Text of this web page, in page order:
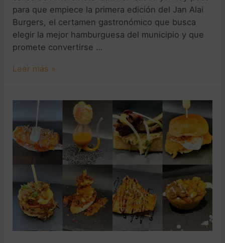
para que empiece la primera edición del Jan Alai
Burgers, el certamen gastronómico que busca
elegir la mejor hamburguesa del municipio y que
promete convertirse …
Leer más »